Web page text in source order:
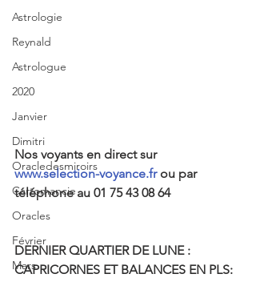
Astrologie
Reynald
Astrologue
2020
Janvier
Dimitri
Oracledesmiroirs
Cartomancie
Oracles
Février
Mars
Nos voyants en direct sur
www.selection-voyance.fr ou par
téléphone au 01 75 43 08 64
DERNIER QUARTIER DE LUNE :
CAPRICORNES ET BALANCES EN PLS: